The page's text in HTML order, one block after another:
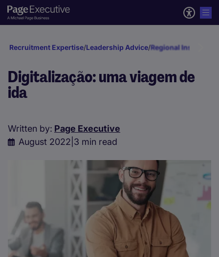
Recruitment Expertise/Leadership Advice/Regional Insights
Digitalização: uma viagem de
ida
Written by: Page Executive
August 2022 3 min read